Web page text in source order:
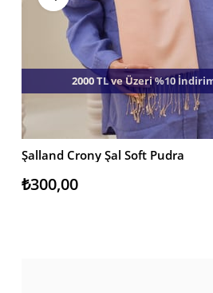
SEPETE EKLE
Şalland Crony Şal Soft Pudra
2000 TL ve Üzeri %10
₺300,00